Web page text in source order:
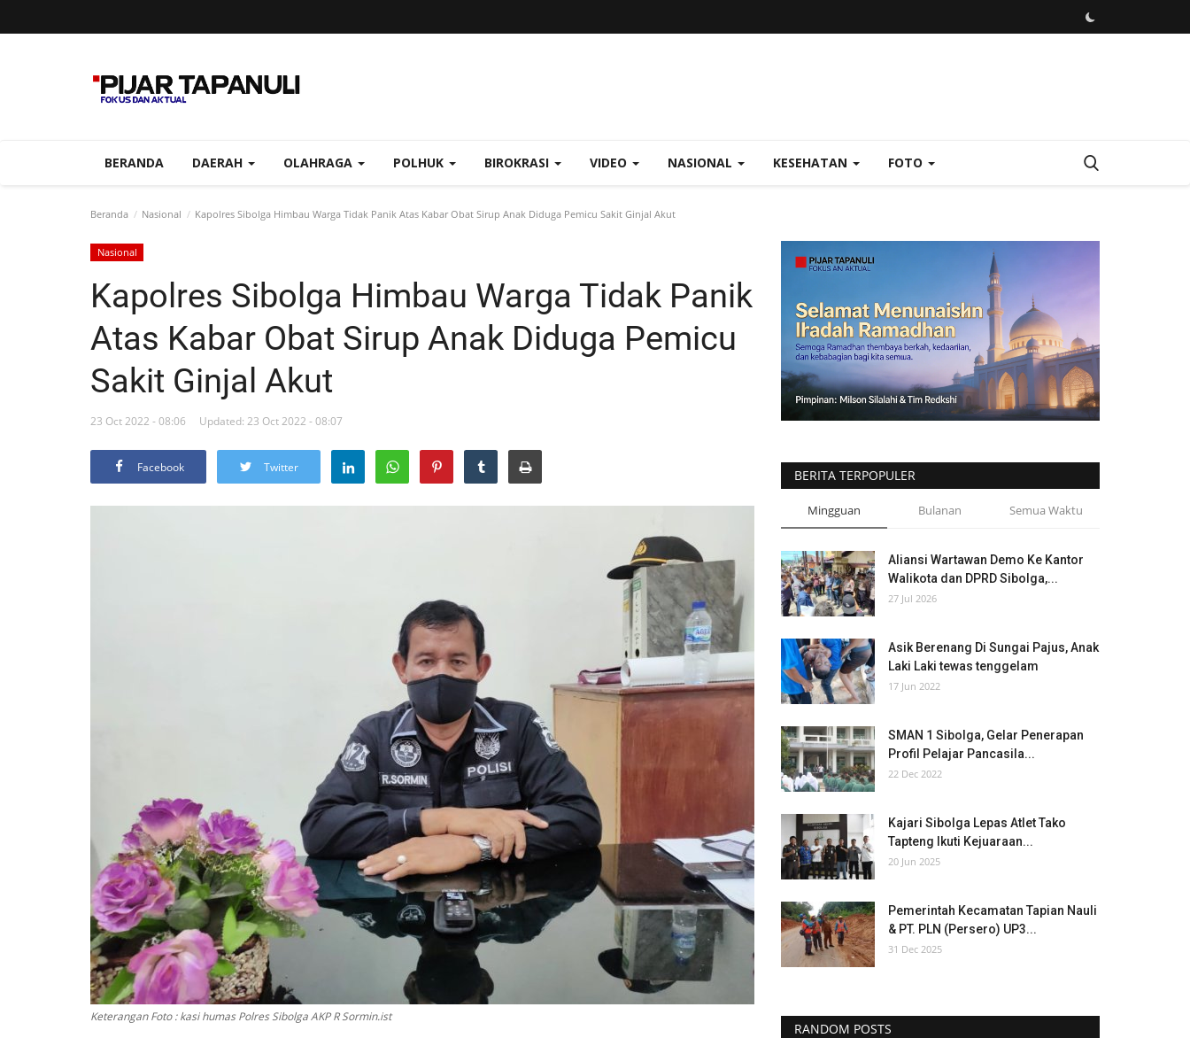
BERANDA DAERAH OLAHRAGA POLHUK BIROKRASI VIDEO NASIONAL KESEHATAN FOTO
Beranda Nasional Kapolres Sibolga Himbau Warga Tidak Panik Atas Kabar Obat Sirup Anak Diduga Pemicu Sakit Ginjal Akut
Nasional
Kapolres Sibolga Himbau Warga Tidak Panik
Atas Kabar Obat Sirup Anak Diduga Pemicu
Sakit Ginjal Akut
23 Oct 2022 - 08:06 Updated: 23 Oct 2022 - 08:07
Facebook Twitter
Keterangan Foto : kasi humas Polres Sibolga AKP R Sormin.ist
BERITA TERPOPULER
Mingguan Bulanan Semua Waktu
Aliansi Wartawan Demo Ke Kantor
Walikota dan DPRD Sibolga,...
27 Jul 2026
Asik Berenang Di Sungai Pajus, Anak
Laki Laki tewas tenggelam
17 Jun 2022
SMAN 1 Sibolga, Gelar Penerapan
Profil Pelajar Pancasila...
22 Dec 2022
Kajari Sibolga Lepas Atlet Tako
Tapteng Ikuti Kejuaraan...
20 Jun 2025
Pemerintah Kecamatan Tapian Nauli
& PT. PLN (Persero) UP3...
31 Dec 2025
RANDOM POSTS